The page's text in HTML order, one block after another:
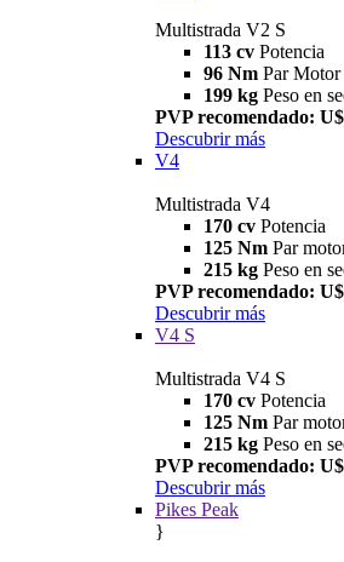
Multistrada V2 S
113 cv Potencia
96 Nm Par Motor
199 kg Peso en
PVP recomendado:
Descubrir más
V4
Multistrada V4
170 cv Potencia
125 Nm Par
215 kg Peso en
PVP recomendado:
Descubrir más
V4 S
Multistrada V4 S
170 cv Potencia
125 Nm Par
215 kg Peso en
PVP recomendado:
Descubrir más
Pikes Peak
}